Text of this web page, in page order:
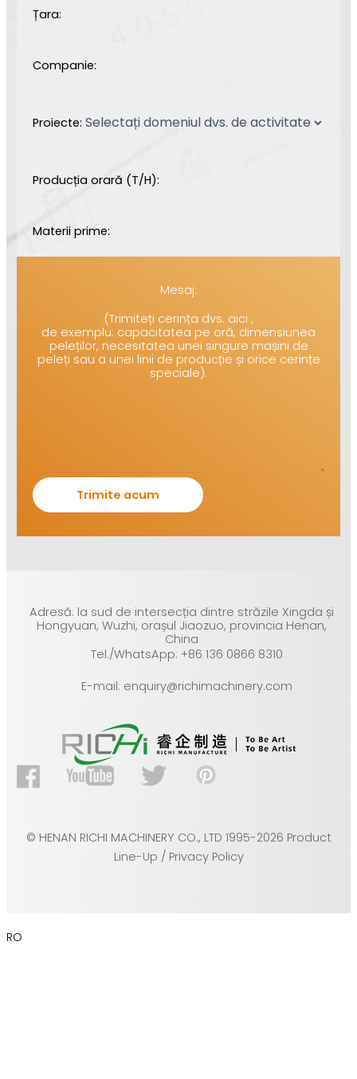
Țara:
Companie:
Proiecte:
Producția orară (T/H):
Materii prime:
Mesaj:
(Trimiteți cerința dvs. aici ,
de exemplu: capacitatea pe oră, dimensiunea
peleților, necesitatea unei singure mașini de
peleți sau a unei linii de producție și orice cerințe
speciale).
Adresă: la sud de intersecția dintre străzile Xingda și
Hongyuan, Wuzhi, orașul Jiaozuo, provincia Henan,
China
Tel./WhatsApp: +86 136 0866 8310
E-mail: enquiry@richimachinery.com
© HENAN RICHI MACHINERY CO., LTD 1995-2026 Product
Line-Up / Privacy Policy
RO